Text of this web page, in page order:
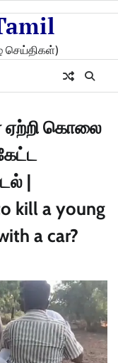
செய்திகள்)
ஏற்றி கொலை
|
kill a young
a car?